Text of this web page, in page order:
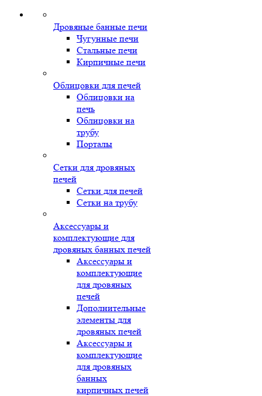
Дровяные банные печи
Чугунные печи
Стальные печи
Кирпичные печи
Облицовки для печей
Облицовки на
печь
Облицовки на
трубу
Порталы
Сетки для дровяных
печей
Сетки для печей
Сетки на трубу
Аксессуары и
комплектующие для
дровяных банных печей
Аксессуары и
комплектующие
для дровяных
печей
Дополнительные
элементы для
дровяных печей
Аксессуары и
комплектующие
для дровяных
банных
кирпичных печей